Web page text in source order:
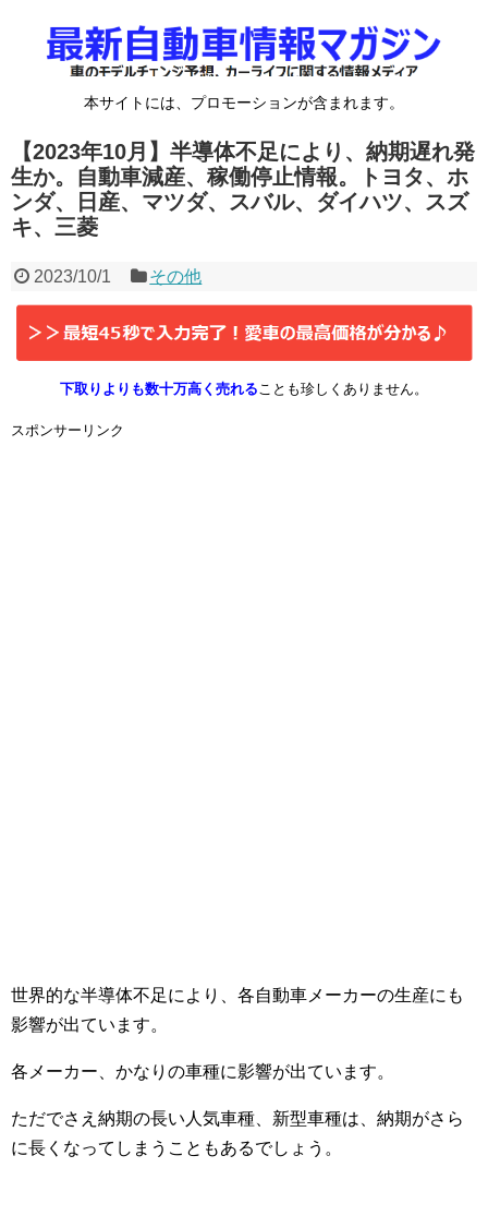
本サイトには、プロモーションが含まれます。
【2023年10月】半導体不足により、納期遅れ発
生か。自動車減産、稼働停止情報。トヨタ、ホ
ンダ、日産、マツダ、スバル、ダイハツ、スズ
キ、三菱
2023/10/1 その他
下取りよりも数十万高く売れることも珍しくありません。
スポンサーリンク
世界的な半導体不足により、各自動車メーカーの生産にも
影響が出ています。
各メーカー、かなりの車種に影響が出ています。
ただでさえ納期の長い人気車種、新型車種は、納期がさら
に長くなってしまうこともあるでしょう。